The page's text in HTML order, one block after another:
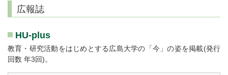
広報誌
HU-plus
教育・研究活動をはじめとする広島大学の「今」の姿を掲載(発行
回数 年3回)。